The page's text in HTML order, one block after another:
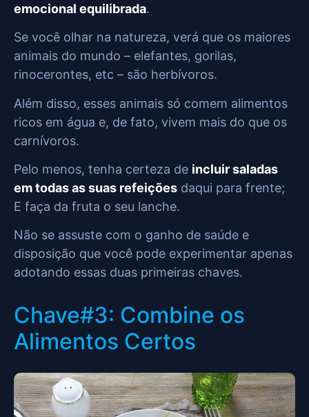
emocional equilibrada.
Se você olhar na natureza, verá que os maiores
animais do mundo – elefantes, gorilas,
rinocerontes, etc – são herbívoros.
Além disso, esses animais só comem alimentos
ricos em água e, de fato, vivem mais do que os
carnívoros.
Pelo menos, tenha certeza de incluir saladas
em todas as suas refeições daqui para frente;
E faça da fruta o seu lanche.
Não se assuste com o ganho de saúde e
disposição que você pode experimentar apenas
adotando essas duas primeiras chaves.
Chave#3: Combine os
Alimentos Certos